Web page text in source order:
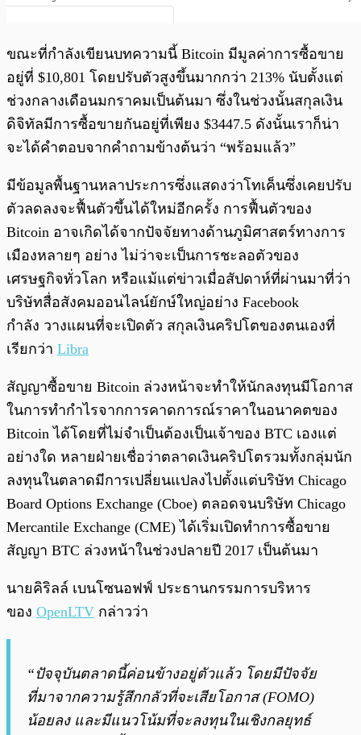
ขณะที่กำลังเขียนบทความนี้ Bitcoin มีมูลค่าการซื้อขาย
อยู่ที่ $10,801 โดยปรับตัวสูงขึ้นมากกว่า 213% นับตั้งแต่
ช่วงกลางเดือนมกราคมเป็นต้นมา ซึ่งในช่วงนั้นสกุลเงิน
ดิจิทัลมีการซื้อขายกันอยู่ที่เพียง $3447.5 ดังนั้นเราก็น่า
จะได้คำตอบจากคำถามข้างต้นว่า “พร้อมแล้ว”
มีข้อมูลพื้นฐานหลาประการซึ่งแสดงว่าโทเค็นซึ่งเคยปรับ
ตัวลดลงจะฟื้นตัวขึ้นได้ใหม่อีกครั้ง การฟื้นตัวของ
Bitcoin อาจเกิดได้จากปัจจัยทางด้านภูมิศาสตร์ทางการ
เมืองหลายๆ อย่าง ไม่ว่าจะเป็นการชะลอตัวของ
เศรษฐกิจทั่วโลก หรือแม้แต่ข่าวเมื่อสัปดาห์ที่ผ่านมาที่ว่า
บริษัทสื่อสังคมออนไลน์ยักษ์ใหญ่อย่าง Facebook
กำลัง วางแผนที่จะเปิดตัว สกุลเงินคริปโตของตนเองที่
เรียกว่า Libra
สัญญาซื้อขาย Bitcoin ล่วงหน้าจะทำให้นักลงทุนมีโอกาส
ในการทำกำไรจากการคาดการณ์ราคาในอนาคตของ
Bitcoin ได้โดยที่ไม่จำเป็นต้องเป็นเจ้าของ BTC เองแต่
อย่างใด หลายฝ่ายเชื่อว่าตลาดเงินคริปโตรวมทั้งกลุ่มนัก
ลงทุนในตลาดมีการเปลี่ยนแปลงไปตั้งแต่บริษัท Chicago
Board Options Exchange (Cboe) ตลอดจนบริษัท Chicago
Mercantile Exchange (CME) ได้เริ่มเปิดทำการซื้อขาย
สัญญา BTC ล่วงหน้าในช่วงปลายปี 2017 เป็นต้นมา
นายคิริลล์ เบนโซนอฟฟ์ ประธานกรรมการบริหาร
ของ OpenLTV กล่าวว่า
“ปัจจุบันตลาดนี้ค่อนข้างอยู่ตัวแล้ว โดยมีปัจจัย
ที่มาจากความรู้สึกกลัวที่จะเสียโอกาส (FOMO)
น้อยลง และมีแนวโน้มที่จะลงทุนในเชิงกลยุทธ์